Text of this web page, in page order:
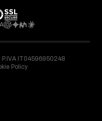
P.IVA IT04596950248
Policy